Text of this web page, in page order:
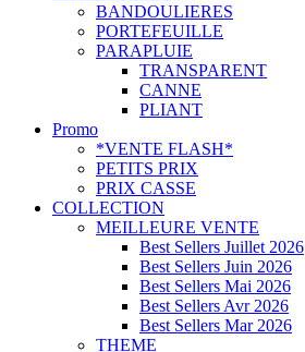
BANDOULIERES
PORTEFEUILLE
PARAPLUIE
TRANSPARENT
CANNE
PLIANT
Promo
*VENTE FLASH*
PETITS PRIX
PRIX CASSE
COLLECTION
MEILLEURE VENTE
Best Sellers Juillet 2026
Best Sellers Juin 2026
Best Sellers Mai 2026
Best Sellers Avr 2026
Best Sellers Mar 2026
THEME